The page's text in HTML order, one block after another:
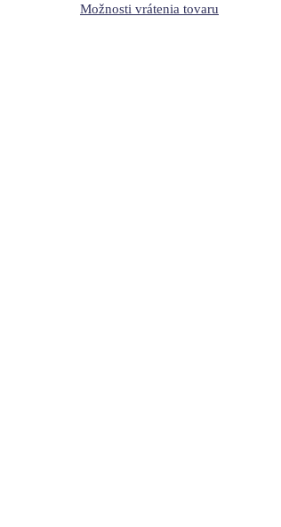
Možnosti vrátenia tovaru